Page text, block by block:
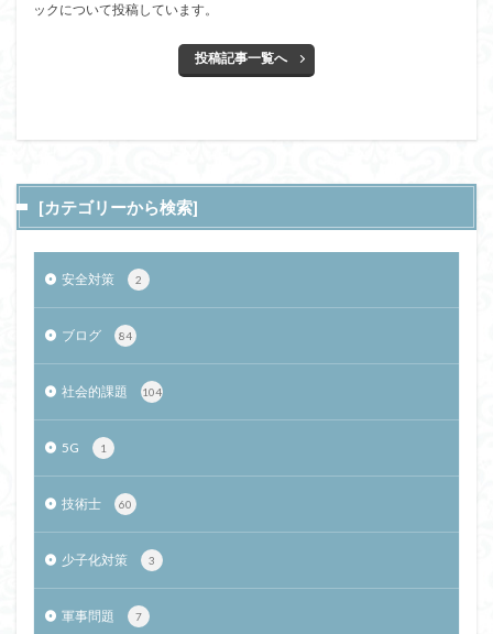
ックについて投稿しています。
投稿記事一覧へ
[カテゴリーから検索]
安全対策 2
ブログ 84
社会的課題 104
5G 1
技術士 60
少子化対策 3
軍事問題 7